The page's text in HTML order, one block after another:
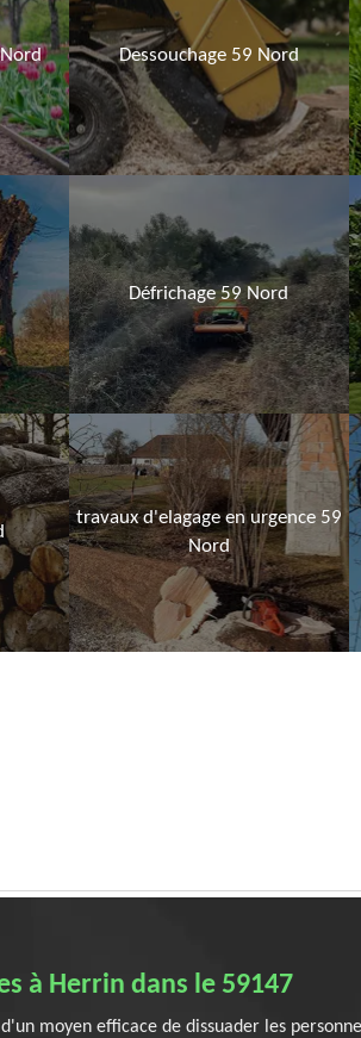
Dessouchage 59 Nord
Défrichage 59 Nord
travaux d'elagage en urgence 59
Nord
à Herrin dans le 59147
moyen efficace de dissuader les